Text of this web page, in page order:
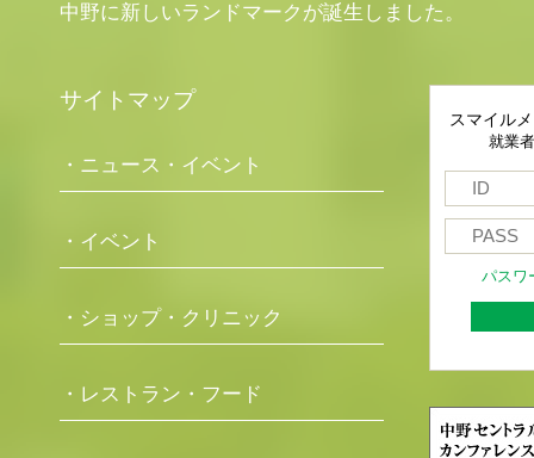
中野に新しいランドマークが誕生しました。
サイトマップ
・ニュース・イベント
・イベント
・ショップ・クリニック
・レストラン・フード
スマイル
就業
パスワ